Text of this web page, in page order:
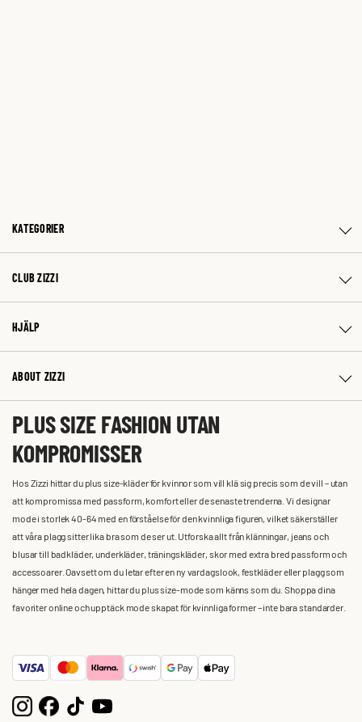
KATEGORIER
CLUB ZIZZI
HJÄLP
ABOUT ZIZZI
PLUS SIZE FASHION UTAN
KOMPROMISSER
Hos Zizzi hittar du plus size-kläder för kvinnor som vill klä sig precis som de vill – utan
att kompromissa med passform, komfort eller de senaste trenderna. Vi designar
mode i storlek 40-64 med en förståelse för den kvinnliga figuren, vilket säkerställer
att våra plagg sitter lika bra som de ser ut. Utforska allt från klänningar, jeans och
blusar till badkläder, underkläder, träningskläder, skor med extra bred passform och
accessoarer. Oavsett om du letar efter en ny vardagslook, festkläder eller plagg som
hänger med hela dagen, hittar du plus size-mode som känns som du. Shoppa dina
favoriter online och upptäck mode skapat för kvinnliga former – inte bara standarder.